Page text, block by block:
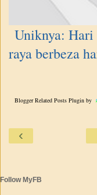
Uniknya: Hari
raya berbeza
Blogger Related Posts Plugin by
‹
Follow MyFB